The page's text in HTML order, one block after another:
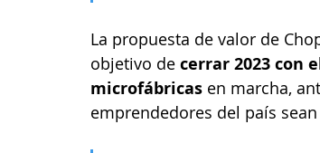
La propuesta de valor de
objetivo de cerrar 2023 con
microfábricas en marcha,
emprendedores del país